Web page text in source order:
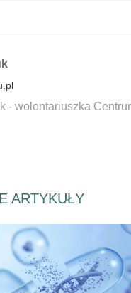
- wolontariuszka
ARTYKUŁY